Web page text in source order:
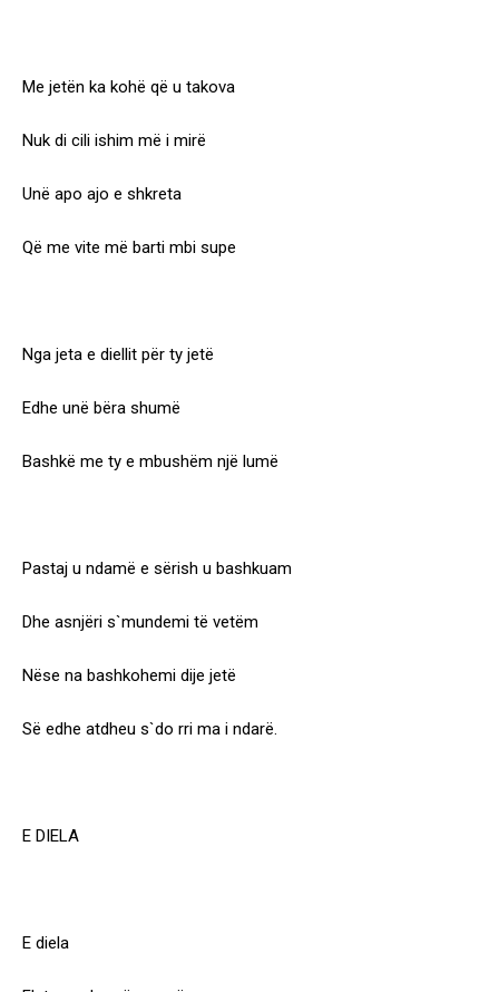
Me jetën ka kohë që u takova
Nuk di cili ishim më i mirë
Unë apo ajo e shkreta
Që me vite më barti mbi supe
Nga jeta e diellit për ty jetë
Edhe unë bëra shumë
Bashkë me ty e mbushëm një lumë
Pastaj u ndamë e sërish u bashkuam
Dhe asnjëri s`mundemi të vetëm
Nëse na bashkohemi dije jetë
Së edhe atdheu s`do rri ma i ndarë.
E DIELA
E diela